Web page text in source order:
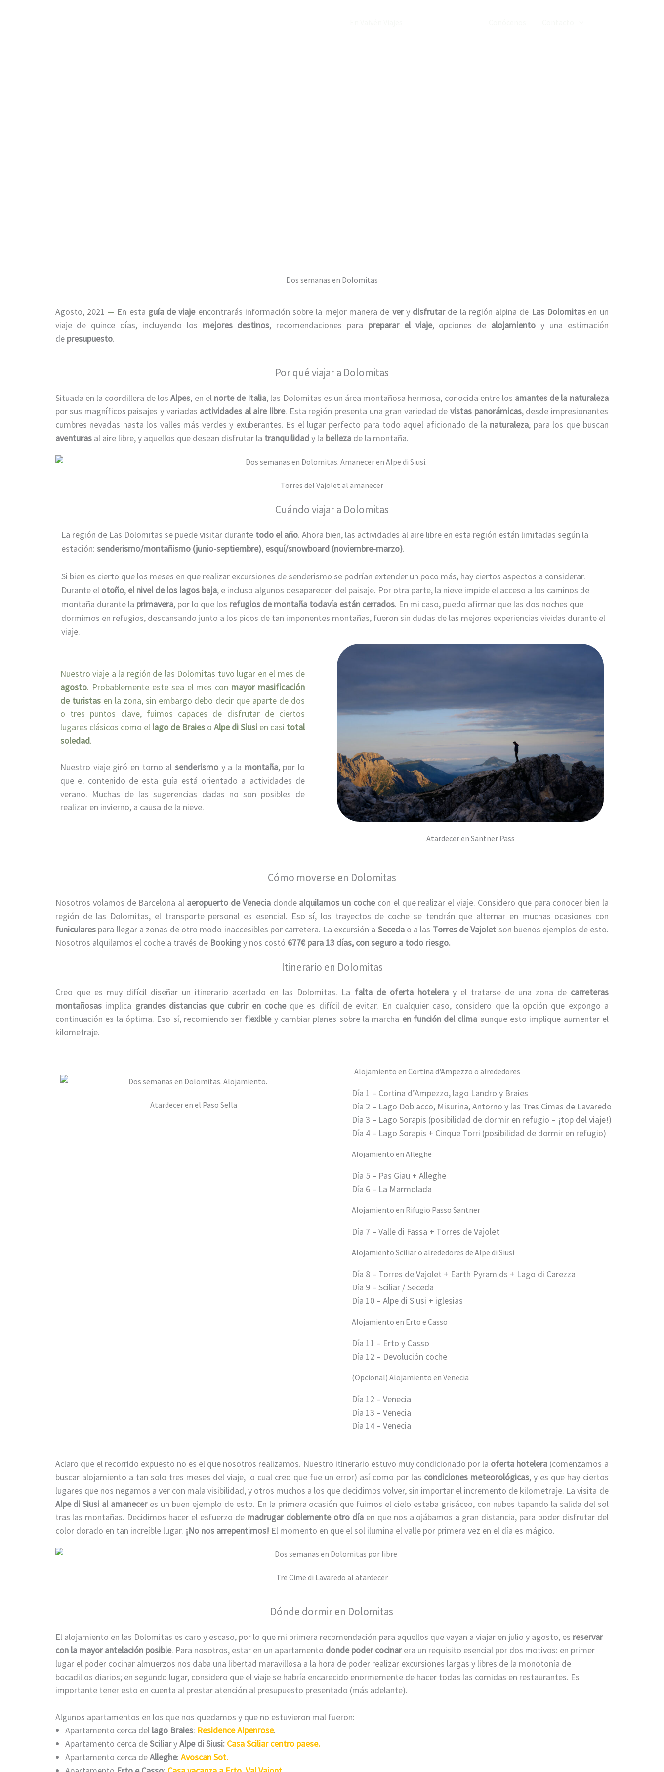
Dos semanas en Dolomitas
Agosto, 2021 — En esta guía de viaje encontrarás información sobre la mejor manera de very disfrutar de la región alpina de Las Dolomitas en un
viaje de quince días, incluyendo los mejores destinos, recomendaciones para preparar el viaje, opciones de alojamiento y una estimación
de presupuesto.
Por qué viajar a Dolomitas
Situada en la coordillera de losAlpes, en el norte de Italia, las Dolomitas es un área montañosa hermosa, conocida entre los amantes de la naturaleza
por sus magníficos paisajes y variadas actividades al aire libre. Esta región presenta una gran variedad devistas panorámicas, desde impresionantes
cumbres nevadas hasta los valles más verdes y exuberantes. Es el lugar perfecto para todo aquel aficionado de la naturaleza, para los que buscan
aventuras al aire libre, y aquellos que desean disfrutar la tranquilidady la belleza de la montaña.
Torres del Vajolet al amanecer
Cuándo viajar a Dolomitas
La región de Las Dolomitas se puede visitar durante todo el año. Ahora bien, las actividades al aire libre en esta región están limitadas según la
estación: senderismo/montañismo (junio-septiembre), esquí/snowboard (noviembre-marzo).
Si bien es cierto que los meses en que realizar excursiones de senderismo se podrían extender un poco más, hay ciertos aspectos a considerar.
Durante el otoño, el nivel de los lagos baja, e incluso algunos desaparecen del paisaje. Por otra parte, la nieve impide el acceso a los caminos de
montaña durante la primavera, por lo que los refugios de montaña todavía están cerrados. En mi caso, puedo afirmar que las dos noches que
dormimos en refugios, descansando junto a los picos de tan imponentes montañas, fueron sin dudas de las mejores experiencias vividas durante el
viaje.
Nuestro viaje a la región de las Dolomitas tuvo lugar en el mes de
agosto. Probablemente este sea el mes con mayor masificación
de turistasen la zona, sin embargo debo decir que aparte de dos
o tres puntos clave, fuimos capaces de disfrutar de ciertos
lugares clásicos como el lago de Braies o Alpe di Siusi en casi total
soledad.
Nuestro viaje giró en torno al senderismo y a la montaña, por lo
que el contenido de esta guía está orientado a actividades de
verano. Muchas de las sugerencias dadas no son posibles de
realizar en invierno, a causa de la nieve.
Atardecer en Santner Pass
Cómo moverse en Dolomitas
Nosotros volamos de Barcelona al aeropuerto de Veneciadonde alquilamos un cochecon el que realizar el viaje. Considero que para conocer bien la
región de las Dolomitas, el transporte personal es esencial. Eso sí, los trayectos de coche se tendrán que alternar en muchas ocasiones con
funiculares para llegar a zonas de otro modo inaccesibles por carretera. La excursión a Seceda o a las Torres de Vajolet son buenos ejemplos de esto.
Nosotros alquilamos el coche a través de Bookingy nos costó 677€ para 13 días, con seguro a todo riesgo.
Itinerario en Dolomitas
Creo que es muy difícil diseñar un itinerario acertado en las Dolomitas. La falta de oferta hoteleray el tratarse de una zona de carreteras
montañosas implica grandes distancias que cubrir en cocheque es difícil de evitar. En cualquier caso, considero que la opción que expongo a
continuación es la óptima. Eso sí, recomiendo ser flexible y cambiar planes sobre la marcha en función del clima aunque esto implique aumentar el
kilometraje.
Atardecer en el Paso Sella
Alojamiento en Cortina d'Ampezzo o alrededores
Día 1 – Cortina d’Ampezzo, lago Landro y Braies
Día 2 – Lago Dobiacco, Misurina, Antorno y las Tres Cimas de Lavaredo
Día 3 – Lago Sorapis (posibilidad de dormir en refugio – ¡top del viaje!)
Día 4 – Lago Sorapis + Cinque Torri (posibilidad de dormir en refugio)
Alojamiento en Alleghe
Día 5 – Pas Giau + Alleghe
Día 6 – La Marmolada
Alojamiento en Rifugio Passo Santner
Día 7 – Valle di Fassa + Torres de Vajolet
Alojamiento Sciliar o alrededores de Alpe di Siusi
Día 8 – Torres de Vajolet + Earth Pyramids + Lago di Carezza
Día 9 – Sciliar / Seceda
Día 10 – Alpe di Siusi + iglesias
Alojamiento en Erto e Casso
Día 11 – Erto y Casso
Día 12 – Devolución coche
(Opcional) Alojamiento en Venecia
Día 12 – Venecia
Día 13 – Venecia
Día 14 – Venecia
Aclaro que el recorrido expuesto no es el que nosotros realizamos. Nuestro itinerario estuvo muy condicionado por la oferta hotelera (comenzamos a
buscar alojamiento a tan solo tres meses del viaje, lo cual creo que fue un error) así como por las condiciones meteorológicas, y es que hay ciertos
lugares que nos negamos a ver con mala visibilidad, y otros muchos a los que decidimos volver, sin importar el incremento de kilometraje. La visita de
Alpe di Siusi al amaneceres un buen ejemplo de esto. En la primera ocasión que fuimos el cielo estaba grisáceo, con nubes tapando la salida del sol
tras las montañas. Decidimos hacer el esfuerzo de madrugar doblemente otro día en que nos alojábamos a gran distancia, para poder disfrutar del
color dorado en tan increíble lugar. ¡No nos arrepentimos! El momento en que el sol ilumina el valle por primera vez en el día es mágico.
Tre Cime di Lavaredo al atardecer
Dónde dormir en Dolomitas
El alojamiento en las Dolomitas es caro y escaso, por lo que mi primera recomendación para aquellos que vayan a viajar en julio y agosto, es reservar
con la mayor antelación posible. Para nosotros, estar en un apartamento donde poder cocinarera un requisito esencial por dos motivos: en primer
lugar el poder cocinar almuerzos nos daba una libertad maravillosa a la hora de poder realizar excursiones largas y libres de la monotonía de
bocadillos diarios; en segundo lugar, considero que el viaje se habría encarecido enormemente de hacer todas las comidas en restaurantes. Es
importante tener esto en cuenta al prestar atención al presupuesto presentado (más adelante).
Algunos apartamentos en los que nos quedamos y que no estuvieron mal fueron:
Apartamento cerca del lago Braies: Residence Alpenrose.
Apartamento cerca deSciliaryAlpe di Siusi: Casa Sciliar centro paese.
Apartamento cerca deAlleghe: Avoscan Sot.